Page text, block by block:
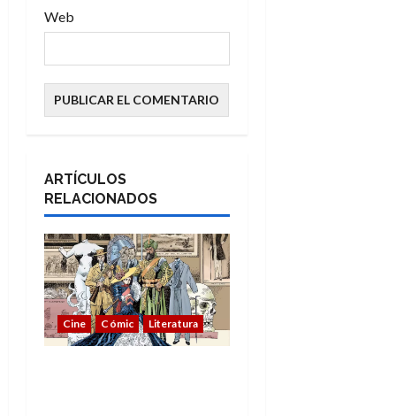
Web
ARTÍCULOS
RELACIONADOS
Cine Cómic Literatura